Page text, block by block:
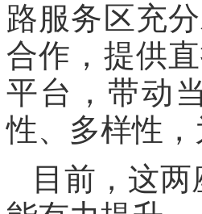
路服务区充
合作，提供
平台，带动
性、多样性
目前，这